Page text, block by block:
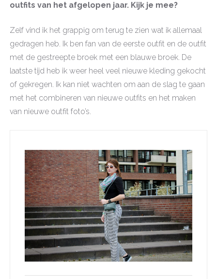
outfits van het afgelopen jaar. Kijk je mee?
Zelf vind ik het grappig om terug te zien wat ik allemaal
gedragen heb. Ik ben fan van de eerste outfit en de outfit
met de gestreepte broek met een blauwe broek. De
laatste tijd heb ik weer heel veel nieuwe kleding gekocht
of gekregen. Ik kan niet wachten om aan de slag te gaan
met het combineren van nieuwe outfits en het maken
van nieuwe outfit foto’s.